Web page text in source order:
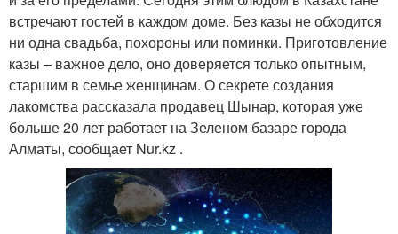
встречают гостей в каждом доме. Без казы не обходится
ни одна свадьба, похороны или поминки. Приготовление
казы – важное дело, оно доверяется только опытным,
старшим в семье женщинам. О секрете создания
лакомства рассказала продавец Шынар, которая уже
больше 20 лет работает на Зеленом базаре города
Алматы, сообщает Nur.kz .